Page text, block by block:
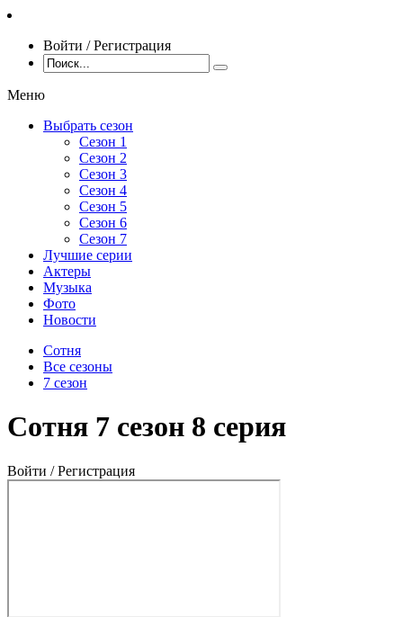
Войти / Регистрация
Меню
Выбрать сезон
Сезон 1
Сезон 2
Сезон 3
Сезон 4
Сезон 5
Сезон 6
Сезон 7
Лучшие серии
Актеры
Музыка
Фото
Новости
Сотня
Все сезоны
7 сезон
Сотня 7 сезон 8 серия
Войти / Регистрация